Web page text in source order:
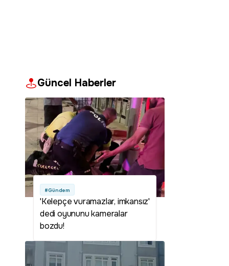
Güncel Haberler
#Gündem
'Kelepçe vuramazlar, imkansız'
dedi oyununu kameralar
bozdu!